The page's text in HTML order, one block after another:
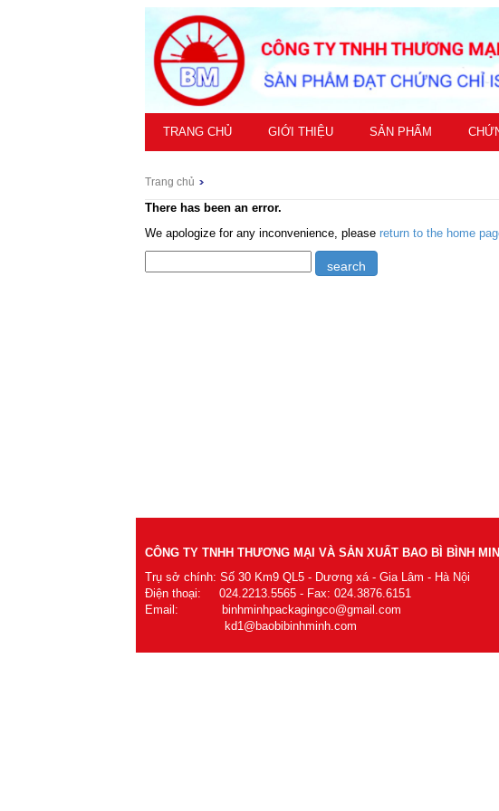
TRANG CHỦ GIỚI THIỆU SẢN PHẨM
Trang chủ
There has been an error.
We apologize for any inconvenience, please return to the home
CÔNG TY TNHH THƯƠNG MẠI VÀ SẢN XUẤT BAO BÌ BÌNH
Trụ sở chính: Số 30 Km9 QL5 - Dương xá - Gia Lâm - Hà Nội
Điện thoại: 024.2213.5565 - Fax: 024.3876.6151
Email: binhminhpackagingco@gmail.com
kd1@baobibinhminh.com